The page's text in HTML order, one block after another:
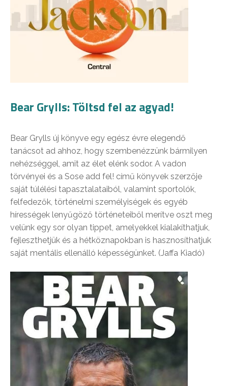
Bear Grylls: Töltsd fel az agyad!
Bear Grylls új könyve egy egész évre elegendő
tanácsot ad ahhoz, hogy szembenézzünk bármilyen
nehézséggel, amit az élet elénk sodor. A vadon
törvényei és a Sose add fel! című könyvek szerzője
saját túlélési tapasztalataiból, valamint sportolók,
felfedezők, történelmi személyiségek és egyéb
hírességek lenyűgöző történeteiből merítve oszt meg
velünk egy sor olyan tippet, amelyekkel kialakíthatjuk,
fejleszthetjük és a hétköznapokban is hasznosíthatjuk
saját mentális ellenálló képességünket. (Jaffa Kiadó)